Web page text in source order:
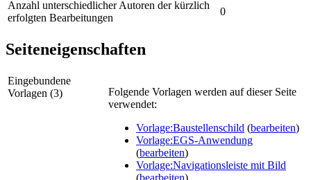
Anzahl unterschiedlicher Autoren der kürzlich
erfolgten Bearbeitungen
0
Seiteneigenschaften
Eingebundene
Vorlagen (3)
Folgende Vorlagen werden auf dieser Seite
verwendet:
Vorlage:Baustellenschild (bearbeiten)
Vorlage:EGS-Anwendung
(bearbeiten)
Vorlage:Navigationsleiste mit Bild